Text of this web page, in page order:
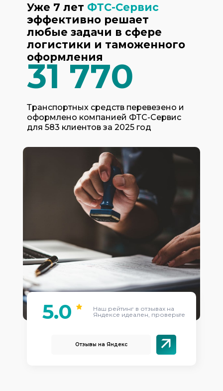
Отзывы на Яндекс
5.0
Наш рейтинг в отзывах на
Яндексе идеален, проверьте
Транспортных средств перевезено и
оформлено компанией ФТС-Сервис
для 583 клиентов за 2025 год
31 770
Уже 7 лет ФТС-Сервис
эффективно решает
любые задачи в сфере
логистики и таможенного
оформления